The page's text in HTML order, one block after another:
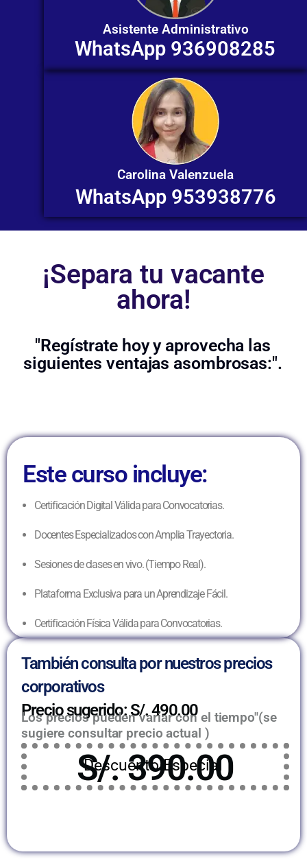
Asistente Administrativo
WhatsApp 936908285
Carolina Valenzuela
WhatsApp 953938776
¡Separa tu vacante
ahora!
"Regístrate hoy y aprovecha las
siguientes ventajas asombrosas:".
Este curso incluye:
Certificación Digital Válida para Convocatorias.
Docentes Especializados con Amplia Trayectoria.
Sesiones de clases en vivo. (Tiempo Real).
Plataforma Exclusiva para un Aprendizaje Fácil.
Certificación Física Válida para Convocatorias.
También consulta por nuestros precios
corporativos
Precio sugerido: S/. 490.00
Los precios pueden variar con el tiempo"(se
sugiere consultar precio actual )
Descuento Especial
S/. 390.00